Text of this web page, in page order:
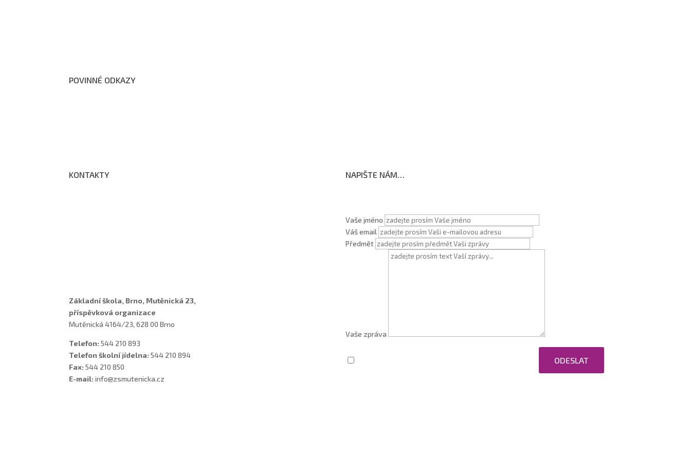
POVINNÉ ODKAZY
KONTAKTY
Základní škola, Brno, Mutěnická 23,
příspěvková organizace
Mutěnická 4164/23, 628 00 Brno
Telefon: 544 210 893
Telefon školní jídelna: 544 210 894
Fax: 544 210 850
E-mail: info@zsmutenicka.cz
NAPIŠTE NÁM…
Vaše jméno
Váš email
Předmět
Vaše zpráva
ODESLAT